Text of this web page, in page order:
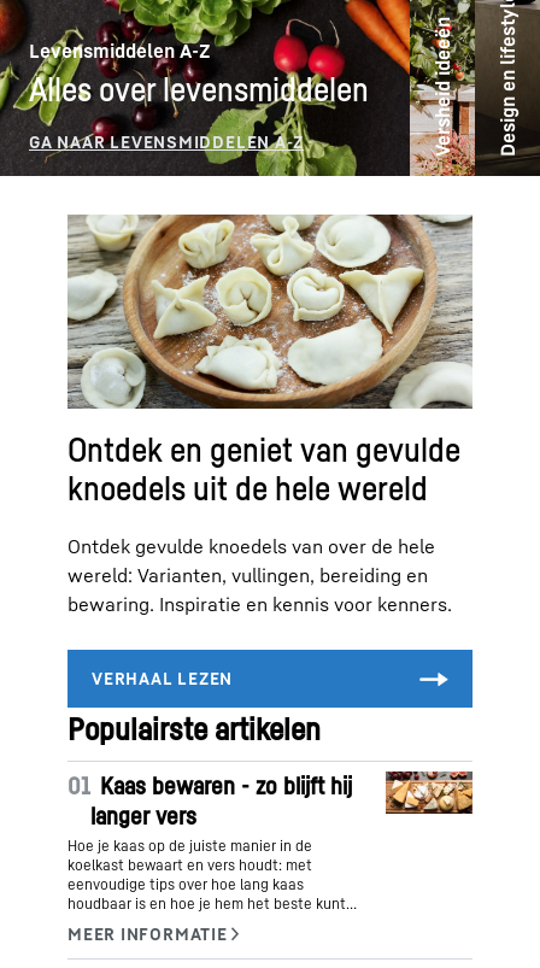
Levensmiddelen A-Z
Alles over levensmiddelen Versheid ideeën Design en lifestyle
Ontdek en geniet van gevulde
knoedels uit de hele wereld
Ontdek gevulde knoedels van over de hele
wereld: Varianten, vullingen, bereiding en
bewaring. Inspiratie en kennis voor kenners.
Populairste artikelen
01 Kaas bewaren - zo blijft hij
langer vers
Hoe je kaas op de juiste manier in de
koelkast bewaart en vers houdt: met
eenvoudige tips over hoe lang kaas
houdbaar is en hoe je hem het beste kunt
bewaren. Lees verder en ontdek hoe u dit
doet.